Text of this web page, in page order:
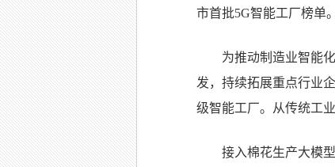
市首批5G智能工厂榜单
为推动制造业智能
发，持续拓展重点行业
级智能工厂。从传统工
接入棉花生产大模